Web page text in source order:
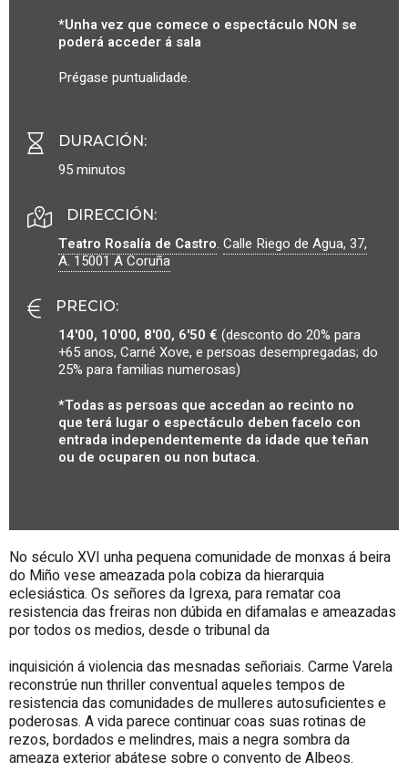
*Unha vez que comece o espectáculo NON se
poderá acceder á sala
Prégase puntualidade.
DURACIÓN:
95 minutos
DIRECCIÓN:
Teatro Rosalía de Castro. Calle Riego de Agua, 37,
A.15001A Coruña
PRECIO:
14'00, 10'00, 8'00, 6'50 € (desconto do 20% para
+65 anos, Carné Xove, e persoas desempregadas; do
25% para familias numerosas)
*Todas as persoas que accedan ao recinto no
que terá lugar o espectáculo deben facelo con
entrada independentemente da idade que teñan
ou de ocuparen ou non butaca.
No século XVI unha pequena comunidade de monxas á beira
do Miño vese ameazada pola cobiza da hierarquia
eclesiástica. Os señores da Igrexa, para rematar coa
resistencia das freiras non dúbida en difamalas e ameazadas
por todos os medios, desde o tribunal da
inquisición á violencia das mesnadas señoriais. Carme Varela
reconstrúe nun thriller conventual aqueles tempos de
resistencia das comunidades de mulleres autosuficientes e
poderosas. A vida parece continuar coas suas rotinas de
rezos, bordados e melindres, mais anegra sombra da
ameaza exterior abátese sobre o convento de Albeos.